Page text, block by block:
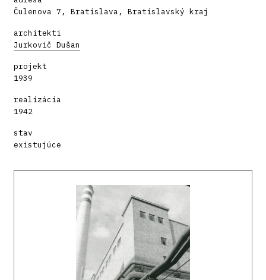
Čulenova 7, Bratislava, Bratislavský kraj
architekti
Jurkovič Dušan
projekt
1939
realizácia
1942
stav
existujúce